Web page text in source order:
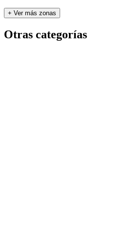
+ Ver más zonas
Otras categorías